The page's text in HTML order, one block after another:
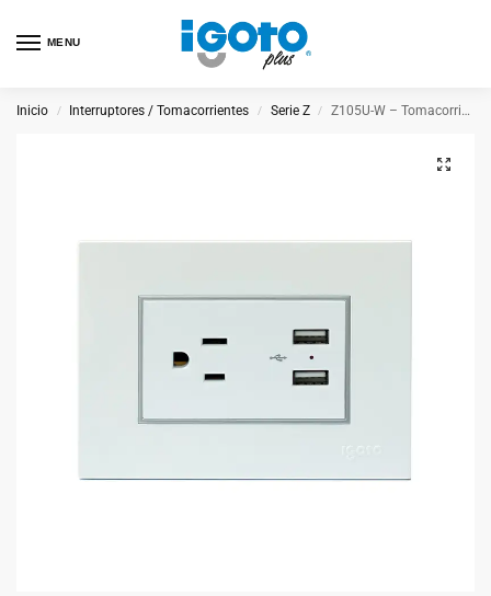
MENU
Inicio / Interruptores / Tomacorrientes / Serie Z / Z105U-W – Tomacorriente Sencillo + 2 USB